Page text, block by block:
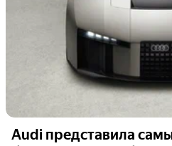
Audi представила